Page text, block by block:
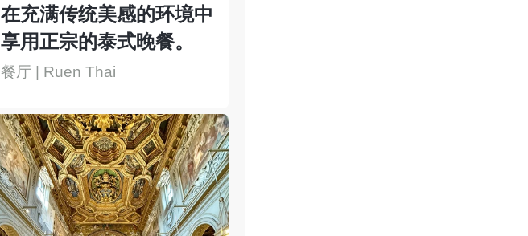
在充满传统美感的环境中
享用正宗的泰式晚餐。
餐厅 | Ruen Thai